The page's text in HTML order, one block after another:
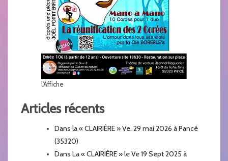
l'Affiche
Articles récents
Dans la « CLAIRIÈRE » Ve. 29 mai 2026 à Pancé
(35320)
Dans La « CLAIRIÈRE » le Ve 19 Sept 2025 à